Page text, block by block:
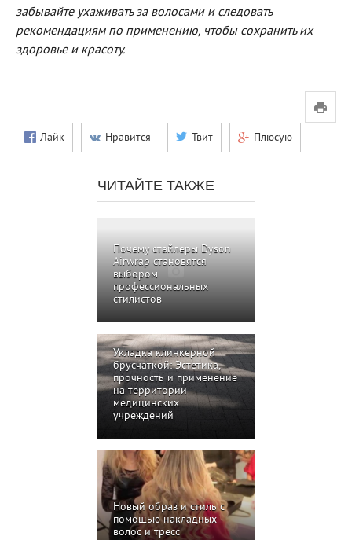
забывайте ухаживать за волосами и следовать
рекомендациям по применению, чтобы сохранить их
здоровье и красоту.
Лайк Нравится Твит Плюсую
ЧИТАЙТЕ ТАКЖЕ
Почему стайлеры Dyson
Airwrap становятся
выбором
профессиональных
стилистов
Укладка клинкерной
брусчаткой: Эстетика,
прочность и применение
на территории
медицинских
учреждений
Новый образ и стиль с
помощью накладных
волос и тресс